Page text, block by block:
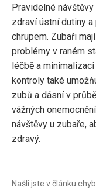
Pravidelné
zdraví ústní dutiny
chrupem. Zubaři
problémy v raném
léčbě a
kontroly také
zubů a dásní v
vážných
návštěvy u zubaře,
zdravý.
Našli jste v článku